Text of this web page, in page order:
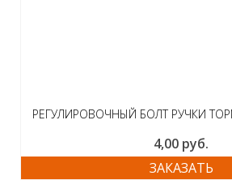
РЕГУЛИРОВОЧНЫЙ БОЛТ РУЧКИ
4,00 руб.
ЗАКАЗАТЬ